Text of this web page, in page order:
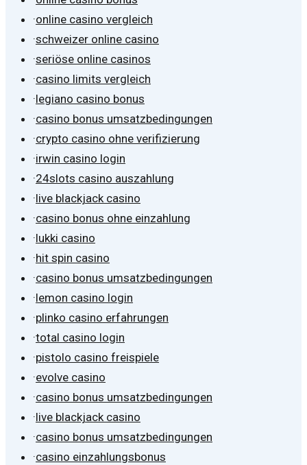
·online casino vergleich
·schweizer online casino
·seriöse online casinos
·casino limits vergleich
·legiano casino bonus
·casino bonus umsatzbedingungen
·crypto casino ohne verifizierung
·irwin casino login
·24slots casino auszahlung
·live blackjack casino
·casino bonus ohne einzahlung
·lukki casino
·hit spin casino
·casino bonus umsatzbedingungen
·lemon casino login
·plinko casino erfahrungen
·total casino login
·pistolo casino freispiele
·evolve casino
·casino bonus umsatzbedingungen
·live blackjack casino
·casino bonus umsatzbedingungen
·casino einzahlungsbonus